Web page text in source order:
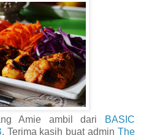
Amie ambil dari
BASIC
. Terima kasih buat adminThe